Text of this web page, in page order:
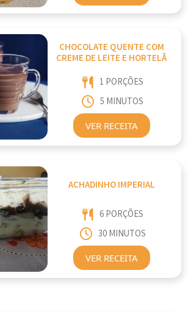
CHOCOLATE QUENTE COM
CREME DE LEITE E HORTELÃ
1 PORÇÕES
5 MINUTOS
VER RECEITA
ACHADINHO IMPERIAL
6 PORÇÕES
30 MINUTOS
VER RECEITA